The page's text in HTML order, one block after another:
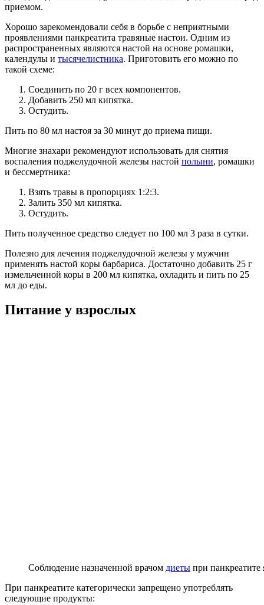
приемом.
Хорошо зарекомендовали себя в борьбе с неприятными
проявлениями панкреатита травяные настои. Одним из
распространенных являются настой на основе ромашки,
календулы и тысячелистника. Приготовить его можно по
такой схеме:
Соединить по 20 г всех компонентов.
Добавить 250 мл кипятка.
Остудить.
Пить по 80 мл настоя за 30 минут до приема пищи.
Многие знахари рекомендуют использовать для снятия
воспаления поджелудочной железы настой полыни, ромашки
и бессмертника:
Взять травы в пропорциях 1:2:3.
Залить 350 мл кипятка.
Остудить.
Пить полученное средство следует по 100 мл 3 раза в сутки.
Полезно для лечения поджелудочной железы у мужчин
применять настой коры барбариса. Достаточно добавить 25 г
измельченной коры в 200 мл кипятка, охладить и пить по 25
мл до еды.
Питание у взрослых
Соблюдение назначенной врачом диеты при панкреатите
При панкреатите категорически запрещено употреблять
следующие продукты: